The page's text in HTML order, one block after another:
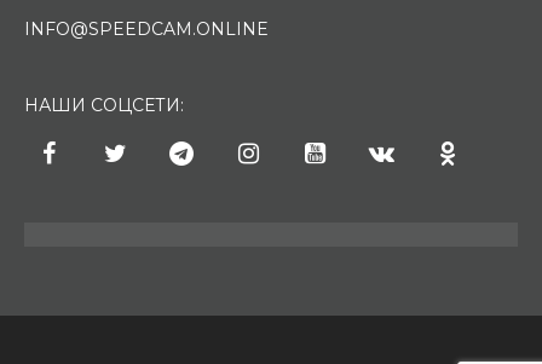
INFO@SPEEDCAM.ONLINE
НАШИ СОЦСЕТИ: